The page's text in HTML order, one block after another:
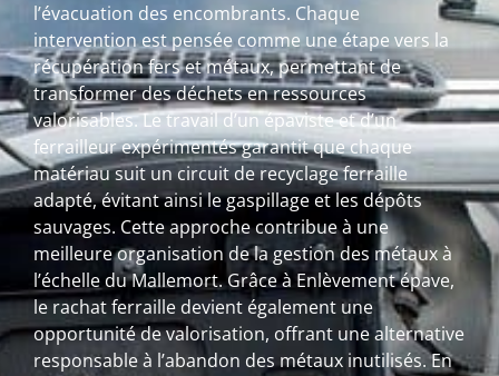
l’évacuation des encombrants. Chaque
intervention est pensée comme une étape vers la
récupération fers et métaux, permettant de
transformer des déchets en ressources
valorisables. Le travail d’un épaviste et d’un
ferrailleur expérimentés garantit que chaque
matériau suit un circuit de recyclage ferraille
adapté, évitant ainsi le gaspillage et les dépôts
sauvages. Cette approche contribue à une
meilleure organisation de la gestion des métaux à
l’échelle du Mallemort. Grâce à Enlèvement épave,
le rachat ferraille devient également une
opportunité de valorisation, offrant une alternative
responsable à l’abandon des métaux inutilisés. En